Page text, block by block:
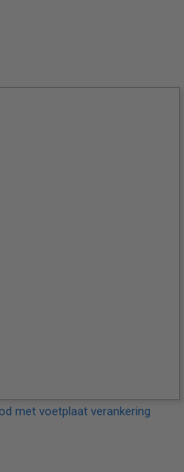
met voetplaat verankering